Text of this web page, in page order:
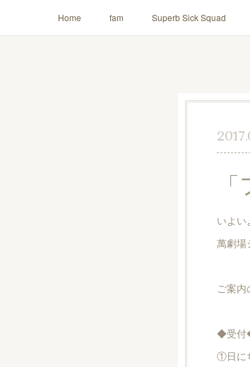
Home fam Superb Sick Squad
いよい
萬劇場
ご案内
◆受
①日に